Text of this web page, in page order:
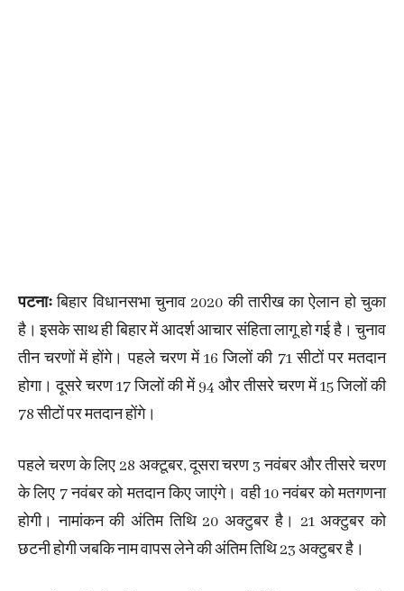
पटनाःबिहार विधानसभा चुनाव 2020 की तारीख का ऐलान हो चुका
है। इसके साथ ही बिहार में आदर्श आचार संहिता लागू हो गई है। चुनाव
तीन चरणों में होंगे। पहले चरण में 16 जिलों की 71 सीटों पर मतदान
होगा। दूसरे चरण 17 जिलों की में 94 और तीसरे चरण में 15 जिलों की
78 सीटों पर मतदान होंगे।
पहले चरण के लिए 28 अक्टूबर, दूसरा चरण 3 नवंबर और तीसरे चरण
के लिए 7 नवंबर को मतदान किए जाएंगे। वही 10 नवंबर को मतगणना
होगी। नामांकन की अंतिम तिथि 20 अक्टुबर है। 21 अक्टुबर को
छटनी होगी जबकि नाम वापस लेने की अंतिम तिथि 23 अक्टुबर है।